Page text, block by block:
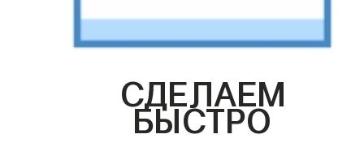
СДЕЛАЕМ
БЫСТРО